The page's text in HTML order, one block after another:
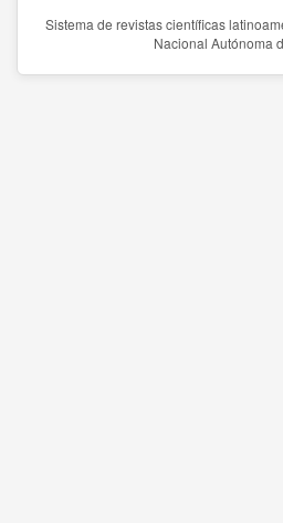
Sistema de revistas científicas
Nacional Autónoma